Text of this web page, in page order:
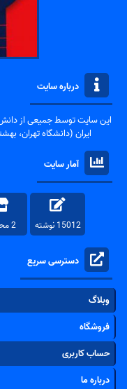
درباره سایت
این سایت توسط جمیعی از دانش
ایران (دانشگاه تهران،
آمار سایت
15012 نوشته 2 محصول
دسترسی سریع
وبلاگ
فروشگاه
حساب کاربری
درباره ما